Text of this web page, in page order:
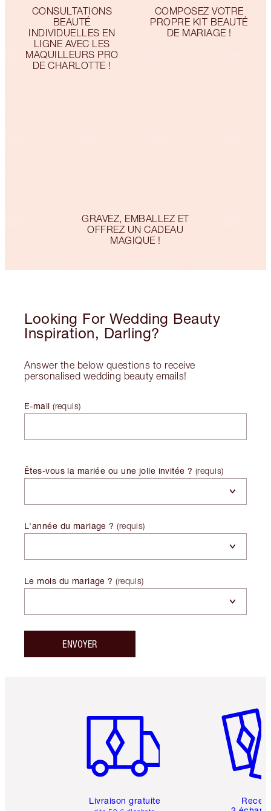
CONSULTATIONS
BEAUTÉ
INDIVIDUELLES EN
LIGNE AVEC LES
MAQUILLEURS PRO
DE CHARLOTTE !
COMPOSEZ VOTRE
PROPRE KIT BEAUTÉ
DE MARIAGE !
GRAVEZ, EMBALLEZ ET
OFFREZ UN CADEAU
MAGIQUE !
Looking For Wedding Beauty
Inspiration, Darling?
Answer the below questions to receive
personalised wedding beauty emails!
E-mail (requis)
Êtes-vous la mariée ou une jolie invitée ? (requis)
L'année du mariage ? (requis)
Le mois du mariage ? (requis)
ENVOYER
Livraison gratuite